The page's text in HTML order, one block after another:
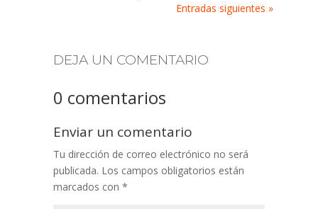
Entradas siguientes »
DEJA UN COMENTARIO
0 comentarios
Enviar un comentario
Tu dirección de correo electrónico no será
publicada. Los campos obligatorios están
marcados con *